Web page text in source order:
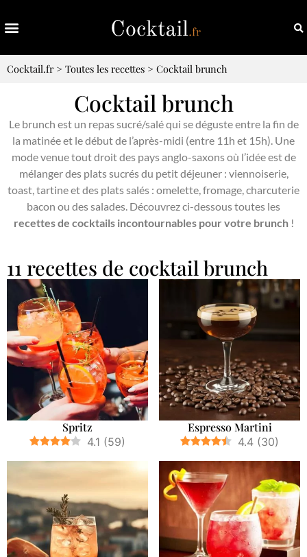
Cocktail.fr> Toutes les recettes > Cocktail brunch
Cocktail brunch
Le brunch est un repas sucré/salé qui se déguste entre la fin de
la matinée et le début de l’après-midi (entre 11h et 15h). Une
mode venue tout droit des pays anglo-saxons où l’idée est de
mélanger des plats sucrés du petit déjeuner : viennoiserie,
toast, tartine et des plats salés : omelette, fromage, charcuterie
bacon ou des salades. Découvrez ci-dessous toutes les
recettes de cocktails incontournables pour votre brunch!
11 recettes de cocktail brunch
Spritz
4.1 (59)
Espresso Martini
4.4 (30)